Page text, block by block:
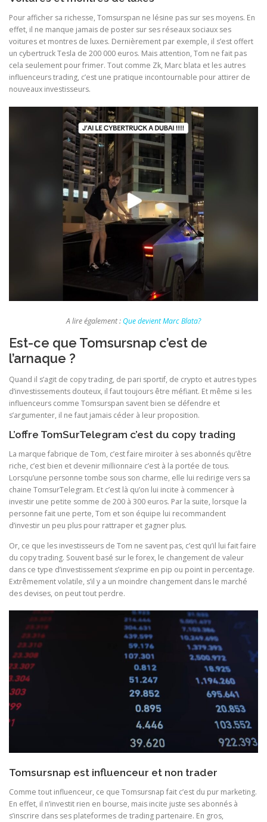
Pour afficher sa richesse, Tomsurspan ne lésine pas sur ses moyens. En
effet, il ne manque jamais de poster sur ses réseaux sociaux ses
voitures et montres de luxes. Dernièrement par exemple, il s’est offert
un cybertruck Tesla de 200 000 euros. Mais attention, Tom ne fait pas
cela seulement pour frimer. Tout comme Zk, Marc blata et les autres
influenceurs trading, c’est une pratique incontournable pour attirer de
nouveaux investisseurs.
A lire également : Que devient Marc Blata?
Est-ce que Tomsursnap c’est de
l’arnaque ?
Quand il s’agit de copy trading, de pari sportif, de crypto et autres types
d’investissements douteux, il faut toujours être méfiant. Et même si les
influenceurs comme Tomsurspan savent bien se défendre et
s’argumenter, il ne faut jamais céder à leur proposition.
L’offre TomSurTelegram c’est du copy trading
La marque fabrique de Tom, c’est faire miroiter à ses abonnés qu’être
riche, c’est bien et devenir millionnaire c’est à la portée de tous.
Lorsqu’une personne tombe sous son charme, elle lui redirige vers sa
chaine TomsurTelegram. Et c’est là qu’on lui incite à commencer à
investir une petite somme de 200 à 300 euros. Par la suite, lorsque la
personne fait une perte, Tom et son équipe lui recommandent
d’investir un peu plus pour rattraper et gagner plus.
Or, ce que les investisseurs de Tom ne savent pas, c’est qu’il lui fait faire
du copy trading. Souvent basé sur le forex, le changement de valeur
dans ce type d’investissement s’exprime en pip ou point in percentage.
Extrêmement volatile, s’il y a un moindre changement dans le marché
des devises, on peut tout perdre.
Tomsursnap est influenceur et non trader
Comme tout influenceur, ce que Tomsursnap fait c’est du pur marketing.
En effet, il n’investit rien en bourse, mais incite juste ses abonnés à
s’inscrire dans ses plateformes de trading partenaire. En gros,